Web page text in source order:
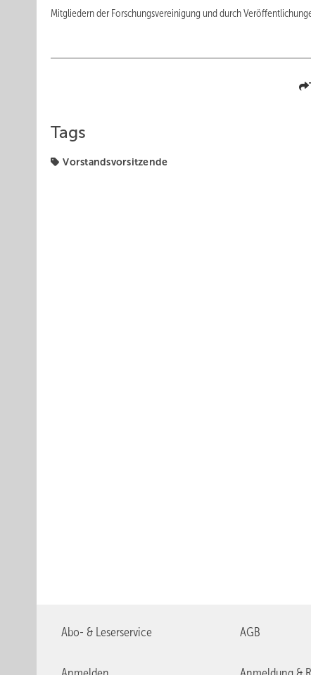
Mitgliedern der Forschungsvereinigung und durch
Tags
Vorstandsvorsitzende
Abo- & Leserservice AGB